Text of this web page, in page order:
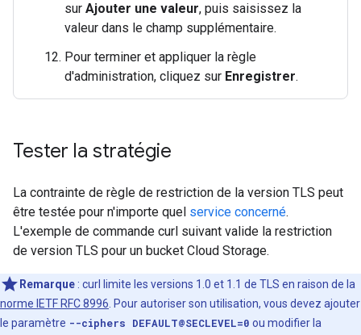
sur Ajouter une valeur, puis saisissez la
valeur dans le champ supplémentaire.
Pour terminer et appliquer la règle
d'administration, cliquez sur Enregistrer.
Tester la stratégie
La contrainte de règle de restriction de la version TLS peut
être testée pour n'importe quel service concerné.
L'exemple de commande curl suivant valide la restriction
de version TLS pour un bucket Cloud Storage.
Remarque : curl limite les versions 1.0 et 1.1 de TLS en raison de la
norme IETF RFC 8996 . Pour autoriser son utilisation, vous devez ajouter
le paramètre --ciphers DEFAULT@SECLEVEL=0 ou modifier la